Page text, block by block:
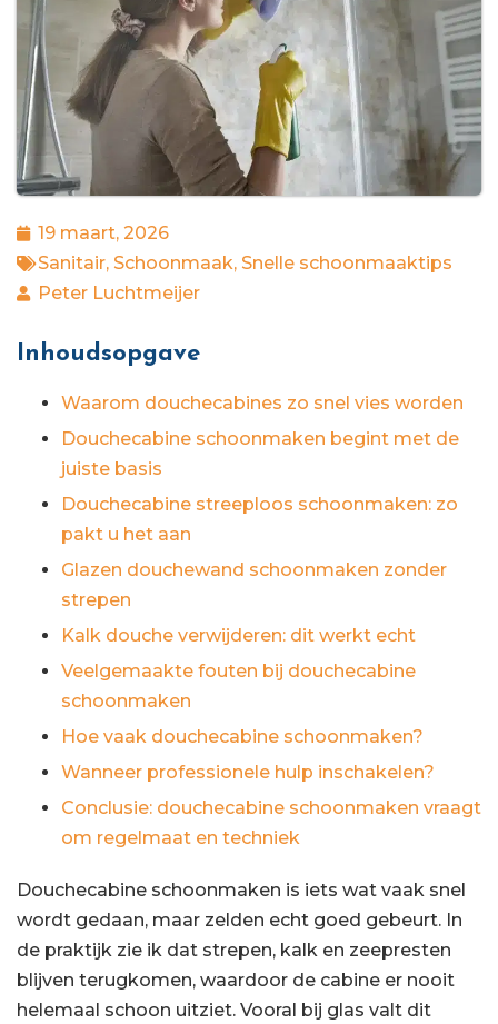
19 maart, 2026
Sanitair, Schoonmaak, Snelle schoonmaaktips
Peter Luchtmeijer
Inhoudsopgave
Waarom douchecabines zo snel vies worden
Douchecabine schoonmaken begint met de
juiste basis
Douchecabine streeploos schoonmaken: zo
pakt u het aan
Glazen douchewand schoonmaken zonder
strepen
Kalk douche verwijderen: dit werkt echt
Veelgemaakte fouten bij douchecabine
schoonmaken
Hoe vaak douchecabine schoonmaken?
Wanneer professionele hulp inschakelen?
Conclusie: douchecabine schoonmaken vraagt
om regelmaat en techniek
Douchecabine schoonmaken is iets wat vaak snel
wordt gedaan, maar zelden echt goed gebeurt. In
de praktijk zie ik dat strepen, kalk en zeepresten
blijven terugkomen, waardoor de cabine er nooit
helemaal schoon uitziet. Vooral bij glas valt dit